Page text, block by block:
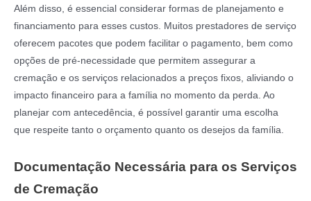
Além disso, é essencial considerar formas de planejamento e
financiamento para esses custos. Muitos prestadores de serviço
oferecem pacotes que podem facilitar o pagamento, bem como
opções de pré-necessidade que permitem assegurar a
cremação e os serviços relacionados a preços fixos, aliviando o
impacto financeiro para a família no momento da perda. Ao
planejar com antecedência, é possível garantir uma escolha
que respeite tanto o orçamento quanto os desejos da família.
Documentação Necessária para os Serviços
de Cremação